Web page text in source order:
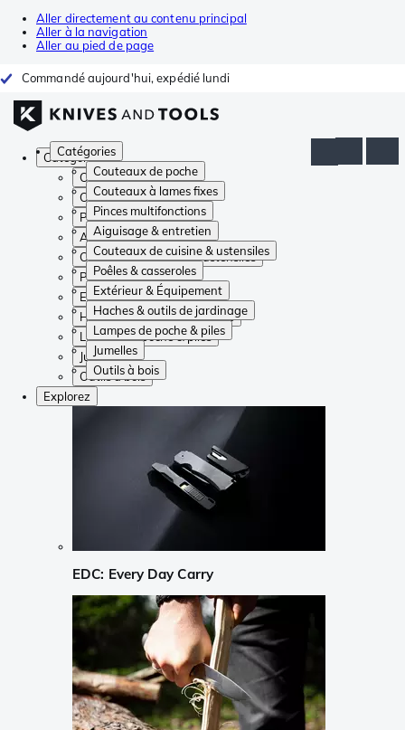
Aller directement au contenu principal
Aller à la navigation
Aller au pied de page
Commandé aujourd'hui, expédié lundi
Catégories
Couteaux de poche
Couteaux à lames fixes
Pinces multifonctions
Aiguisage & entretien
Couteaux de cuisine & ustensiles
Poêles & casseroles
Extérieur & Équipement
Haches & outils de jardinage
Lampes de poche & piles
Jumelles
Outils à bois
Catégories
Couteaux de poche
Couteaux à lames fixes
Pinces multifonctions
Aiguisage & entretien
Couteaux de cuisine & ustensiles
Poêles & casseroles
Extérieur & Équipement
Haches & outils de jardinage
Lampes de poche & piles
Jumelles
Outils à bois
Explorez
EDC: Every Day Carry